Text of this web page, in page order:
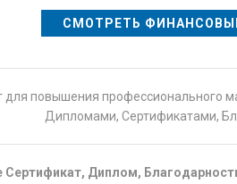
СМОТРЕТЬ
для повышения профессионального
Дипломами, Сертификатами,
Сертификат, Диплом,